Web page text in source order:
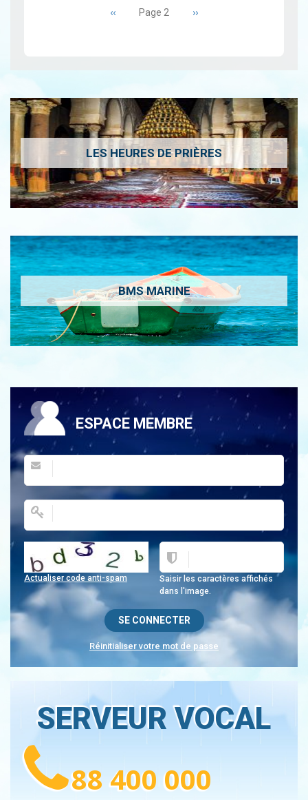
et un déficit pluviométrique
Page
précédente
‹‹ Page 2 Page
››
LES HEURES DE PRIÈRES
BMS MARINE
ESPACE MEMBRE
Saisir les caractères affichés
dans l'image.
Actualiser code anti-spam
Réinitialiser votre mot de passe
SERVEUR VOCAL
88 400 000